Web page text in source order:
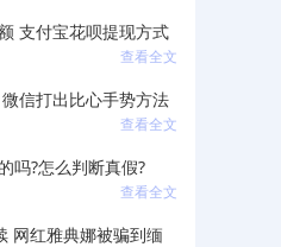
支付宝花呗提现方式
查看全文
信打出比心手势方法
查看全文
吗?怎么判断真假?
查看全文
网红雅典娜被骗到缅